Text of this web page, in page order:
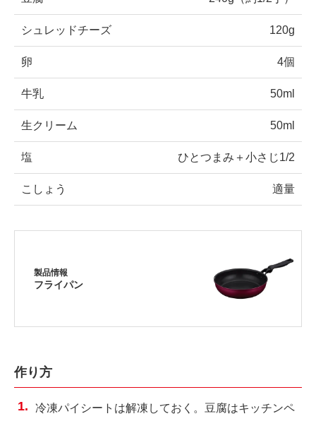
シュレッドチーズ 120g
卵 4個
牛乳 50ml
生クリーム 50ml
塩 ひとつまみ＋小さじ1/2
こしょう 適量
製品情報
フライパン
作り方
冷凍パイシートは解凍しておく。豆腐はキッチンペ